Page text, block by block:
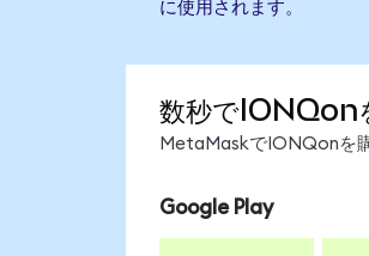
に使用されます。
数秒でIONQon
MetaMaskでIONQonを
Google Play